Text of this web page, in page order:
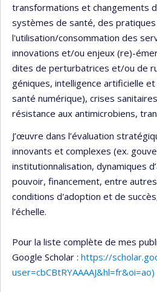
transformations et changements
systèmes de santé, des
l'utilisation/consommation des
innovations et/ou enjeux (re)-
dites de perturbatrices et/ou de
géniques, intelligence artificielle
santé numérique), crises
résistance aux antimicrobiens,
J’œuvre dans l’évaluation
innovants et complexes (ex.
institutionnalisation, dynamiques
pouvoir, financement, entre
conditions d'adoption et de
l’échelle.
Pour la liste complète de mes
Google Scholar : https://
user=cbCBtRYAAAAJ&hl=fr&oi=ao)